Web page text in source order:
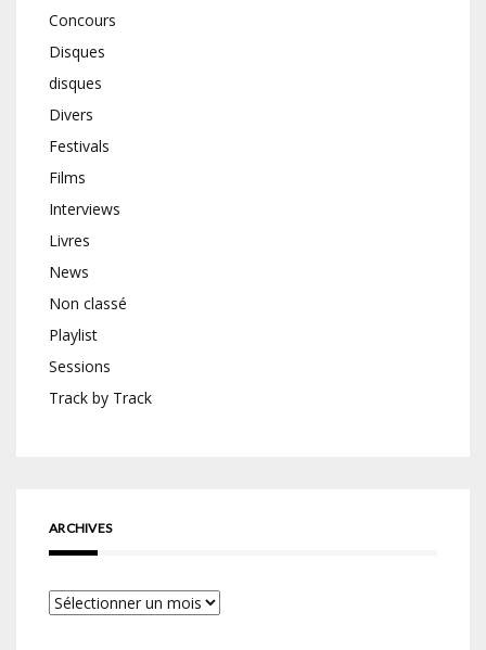
Concours
Disques
disques
Divers
Festivals
Films
Interviews
Livres
News
Non classé
Playlist
Sessions
Track by Track
ARCHIVES
Archives